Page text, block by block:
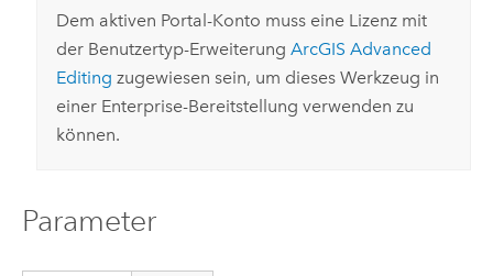
Dem aktiven Portal-Konto muss eine Lizenz mit
der Benutzertyp-ErweiterungArcGIS Advanced
Editing zugewiesen sein, um dieses Werkzeug in
einer Enterprise-Bereitstellung verwenden zu
können.
Parameter